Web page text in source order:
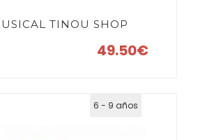
TINOU SHOP
49.50€
6 - 9 años